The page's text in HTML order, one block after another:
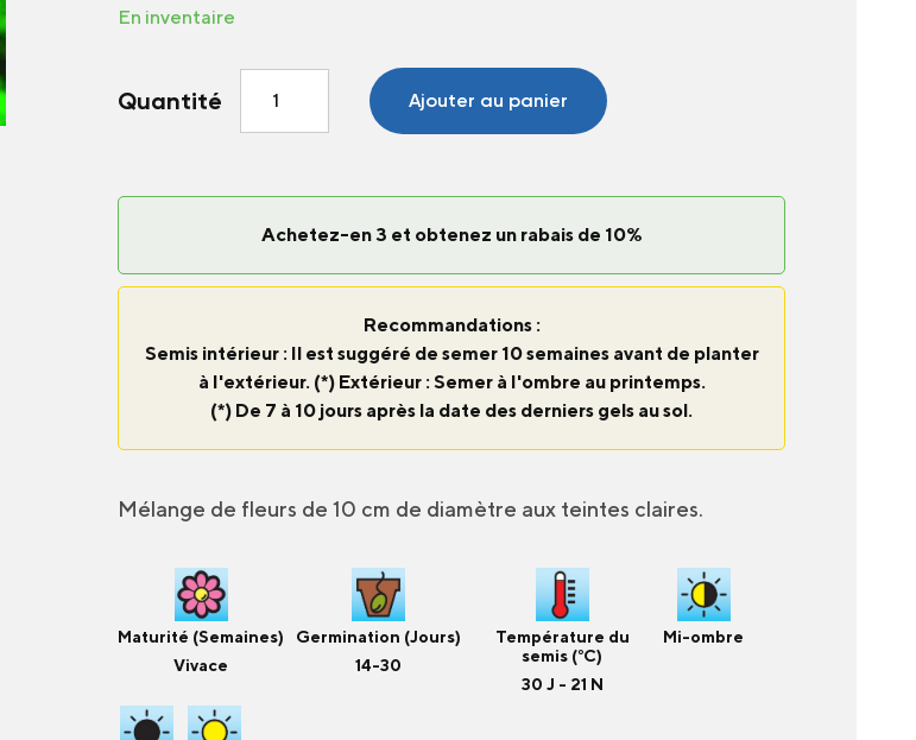
En inventaire
Quantité
Ancolie
Giants
Mélange
Ajouter au panier
Achetez-en 3 et obtenez un rabais de 10%
Recommandations :
Semis intérieur : Il est suggéré de semer 10 semaines avant de planter
à l'extérieur. (*) Extérieur : Semer à l'ombre au printemps.
(*) De 7 à 10 jours après la date des derniers gels au sol.
Mélange de fleurs de 10 cm de diamètre aux teintes claires.
Maturité (Semaines)
Vivace
Germination (Jours)
14-30
Température du
semis (°C)
30 J - 21 N
Mi-ombre